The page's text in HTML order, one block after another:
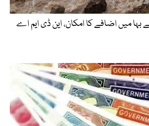
بہا میں اضافے کا امکان، این ڈی ایم اے